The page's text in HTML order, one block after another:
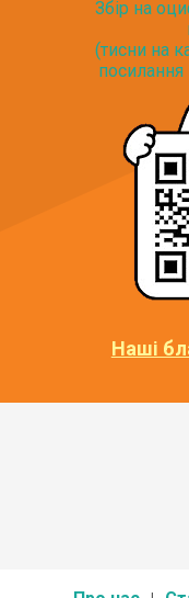
Збір на
(тисни на
посилання
Наші